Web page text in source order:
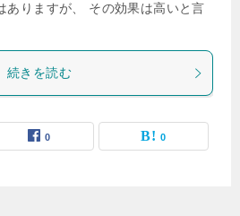
ありますが、 その効果は高いと言
続きを読む
0 0